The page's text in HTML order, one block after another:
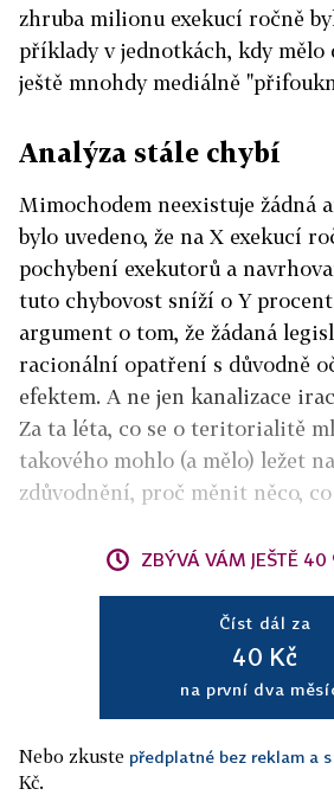
zhruba milionu exekucí ročně
příklady v jednotkách, kdy mělo
ještě mnohdy mediálně
Analýza stále chybí
Mimochodem neexistuje žádná
bylo uvedeno, že na X exekucí
pochybení exekutorů a
tuto chybovost sníží o Y
argument o tom, že žádaná
racionální opatření s důvodně
efektem. A ne jen kanalizace
Za ta léta, co se o teritorialitě
takového mohlo (a mělo) ležet
zdůvodnění, proč měnit něco,
ZBÝVÁ VÁM JEŠTĚ 40
Číst dál za
40 Kč
na první dva
Nebo zkuste předplatné bez reklam a
Kč.